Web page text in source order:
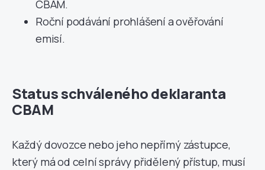
CBAM.
Roční podávání prohlášení a ověřování
emisí.
Status schváleného deklaranta
CBAM
Každý dovozce nebo jeho nepřímý zástupce,
který má od celní správy přidělený přístup, musí